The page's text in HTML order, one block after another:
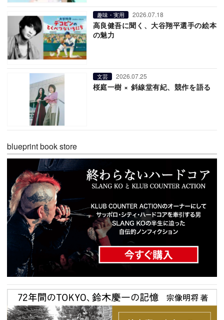
趣味・実用 2026.07.18
高良健吾に聞く、大谷翔平選手の絵本
の魅力
文芸 2026.07.25
桜庭一樹 × 斜線堂有紀、競作を語る
blueprint book store